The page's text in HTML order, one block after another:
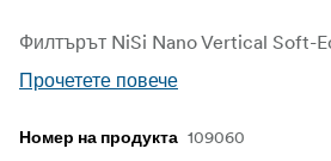
Прочетете повече
Номер на продукта 109060